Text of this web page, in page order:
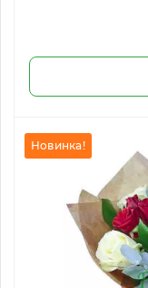
Новинка!